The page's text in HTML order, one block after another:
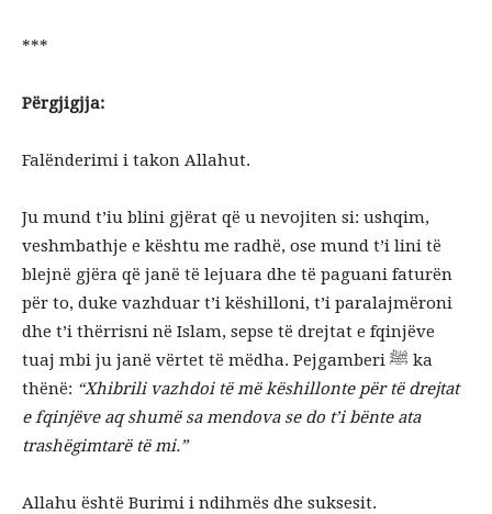
***
Përgjigjja:
Falënderimi i takon Allahut.
Ju mund t’iu blini gjërat që u nevojiten si: ushqim,
veshmbathje e kështu me radhë, ose mund t’i lini të
blejnë gjëra që janë të lejuara dhe të paguani faturën
për to, duke vazhduar t’i këshilloni, t’i paralajmëroni
dhe t’i thërrisni në Islam, sepse të drejtat e fqinjëve
tuaj mbi ju janë vërtet të mëdha. Pejgamberi ﷺ ka
thënë: “Xhibrili vazhdoi të më këshillonte për të drejtat
e fqinjëve aq shumë sa mendova se do t’i bënte ata
trashëgimtarë të mi.”
Allahu është Burimi i ndihmës dhe suksesit.